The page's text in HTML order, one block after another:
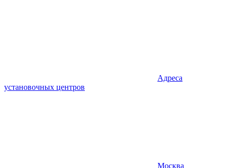
Адреса
установочных центров
Москва